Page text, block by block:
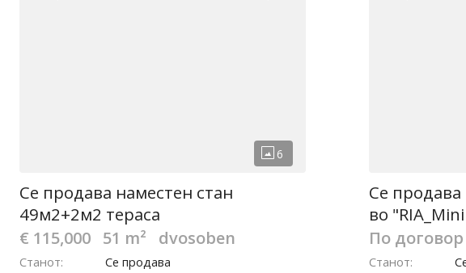
Се продава наместен стан
49м2+2м2 тераса
€ 115,000 51 m² dvosoben
Станот
Се продава
Се продава
во
По договор
Станот